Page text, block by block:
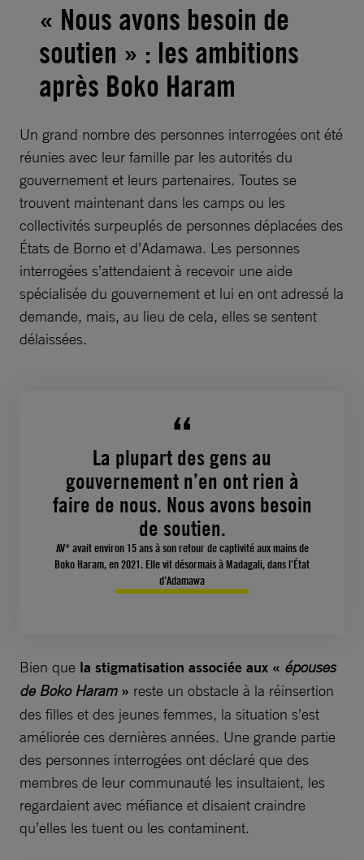
« Nous avons besoin de
soutien » : les ambitions
après Boko Haram
Un grand nombre des personnes interrogées ont été
réunies avec leur famille par les autorités du
gouvernement et leurs partenaires. Toutes se
trouvent maintenant dans les camps ou les
collectivités surpeuplés de personnes déplacées des
États de Borno et d’Adamawa. Les personnes
interrogées s’attendaient à recevoir une aide
spécialisée du gouvernement et lui en ont adressé la
demande, mais, au lieu de cela, elles se sentent
délaissées.
La plupart des gens au
gouvernement n’en ont rien à
faire de nous. Nous avons besoin
de soutien.
AV* avait environ 15 ans à son retour de captivité aux mains de
Boko Haram, en 2021. Elle vit désormais à Madagali, dans l’État
d’Adamawa
Bien que la stigmatisation associée aux « épouses
de Boko Haram» reste un obstacle à la réinsertion
des filles et des jeunes femmes, la situation s’est
améliorée ces dernières années. Une grande partie
des personnes interrogées ont déclaré que des
membres de leur communauté les insultaient, les
regardaient avec méfiance et disaient craindre
qu’elles les tuent ou les contaminent.